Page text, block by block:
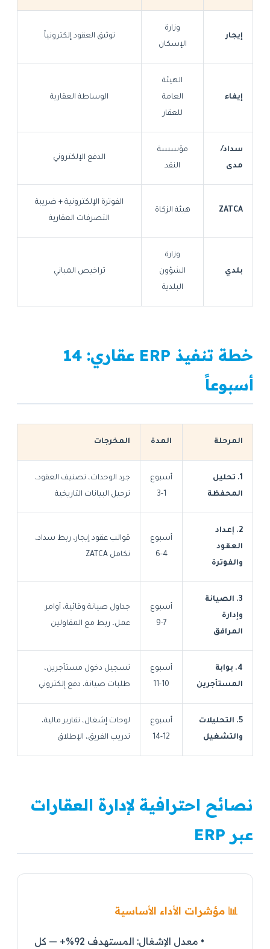
إيجار
وزارة
الإسكان
توثيق العقود إلكترونياً
إيفاء
الهيئة
العامة
للعقار
الوساطة العقارية
سداد/
مدى
مؤسسة
النقد
الدفع الإلكتروني
ZATCA هيئة الزكاة
الفوترة الإلكترونية + ضريبة
التصرفات العقارية
بلدي
وزارة
الشؤون
البلدية
تراخيص المباني
خطة تنفيذ ERP عقاري: 14
أسبوعاً
المرحلة المدة المخرجات
1. تحليل
المحفظة
أسبوع
1-3
جرد الوحدات، تصنيف العقود،
ترحيل البيانات التاريخية
2. إعداد
العقود
والفوترة
أسبوع
4-6
قوالب عقود إيجار، ربط سداد،
تكامل ZATCA
3. الصيانة
وإدارة
المرافق
أسبوع
7-9
جداول صيانة وقائية، أوامر
عمل، ربط مع المقاولين
4. بوابة
المستأجرين
أسبوع
10-11
تسجيل دخول مستأجرين،
طلبات صيانة، دفع إلكتروني
5. التحليلات
والتشغيل
أسبوع
12-14
لوحات إشغال، تقارير مالية،
تدريب الفريق، الإطلاق
نصائح احترافية لإدارة العقارات
عبر ERP
📊 مؤشرات الأداء الأساسية
• معدل الإشغال:
المستهدف 92%+ — كل